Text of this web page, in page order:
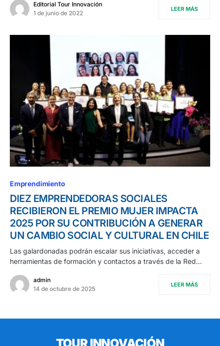
Editorial Tour Innovación
1 de junio de 2022
LEER MÁS
Emprendimiento
DIEZ EMPRENDEDORAS SOCIALES
RECIBIERON EL PREMIO MUJER IMPACTA
2025 POR SU CONTRIBUCIÓN A GENERAR
UN CAMBIO SOCIAL Y CULTURAL EN CHILE
Las galardonadas podrán escalar sus iniciativas, acceder a
herramientas de formación y contactos a través de la Red…
admin
14 de octubre de 2025
LEER MÁS